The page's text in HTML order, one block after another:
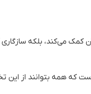
کمک می‌کند، بلکه
که همه بتوانند از